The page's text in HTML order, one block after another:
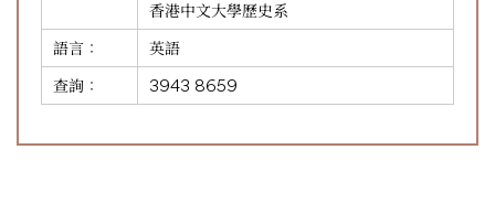
香港中文大學歷史系
語言：
英語
查詢：
3943 8659